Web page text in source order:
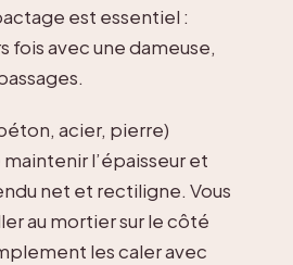
est essentiel :
fois avec une dameuse,
acier, pierre)
l’épaisseur et
net et rectiligne. Vous
au mortier sur le côté
les caler avec